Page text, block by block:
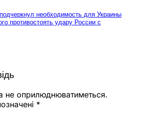
необходимость для Украины
противостоять удару России с
не оприлюднюватиметься.
*